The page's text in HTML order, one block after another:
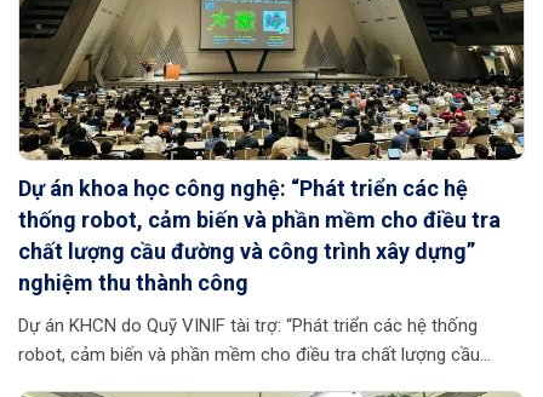
Dự án khoa học công nghệ: “Phát triển các hệ
thống robot, cảm biến và phần mềm cho điều tra
chất lượng cầu đường và công trình xây dựng”
nghiệm thu thành công
Dự án KHCN do Quỹ VINIF tài trợ: “Phát triển các hệ thống
robot, cảm biến và phần mềm cho điều tra chất lượng cầu